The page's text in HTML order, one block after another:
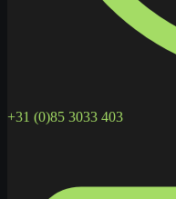
+31 (0)85 3033 403